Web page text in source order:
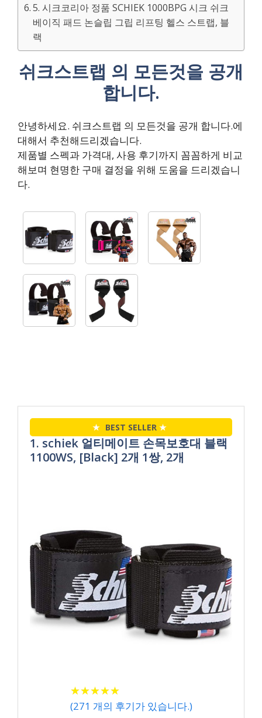
5. 시크코리아 정품 SCHIEK 1000BPG 시크 쉬크
베이직 패드 논슬립 그립 리프팅 헬스 스트랩, 블
랙
쉬크스트랩 의 모든것을 공개
합니다.
안녕하세요. 쉬크스트랩 의 모든것을 공개 합니다.에
대해서 추천해드리겠습니다.
제품별 스펙과 가격대, 사용 후기까지 꼼꼼하게 비교
해보며 현명한 구매 결정을 위해 도움을 드리겠습니
다.
★ BEST SELLER ★
1. schiek 얼티메이트 손목보호대 블랙
1100WS, [Black] 2개 1쌍, 2개
★★★★★
★★★★★
(271 개의 후기가 있습니다.)